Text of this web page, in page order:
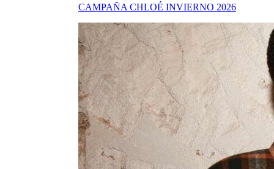
CAMPAÑA CHLOÉ INVIERNO 2026